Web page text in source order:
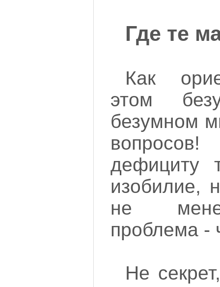
Где те
Как
этом
безумном
дефициту
изобилие,
не
проблема -
Не